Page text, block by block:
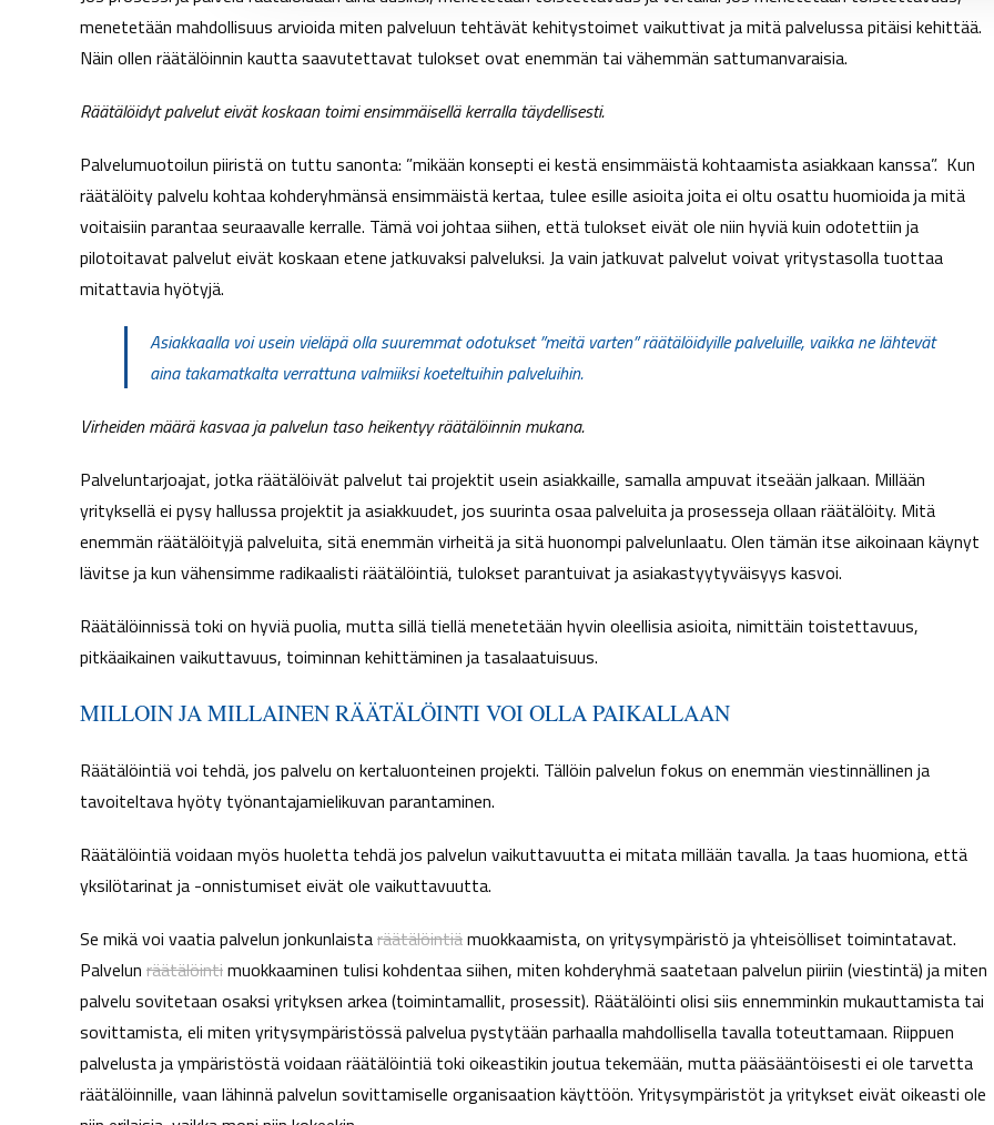
v
menetetään mahdollisuus arvioida miten palveluun tehtävät kehitystoimet vaikuttivat ja mitä palvelussa pitäisi kehittää.
Näin ollen räätälöinnin kautta saavutettavat tulokset ovat enemmän tai vähemmän sattumanvaraisia.
Räätälöidyt palvelut eivät koskaan toimi ensimmäisellä kerralla täydellisesti.
Palvelumuotoilun piiristä on tuttu sanonta: ”mikään konsepti ei kestä ensimmäistä kohtaamista asiakkaan kanssa”. Kun
räätälöity palvelu kohtaa kohderyhmänsä ensimmäistä kertaa, tulee esille asioita joita ei oltu osattu huomioida ja mitä
voitaisiin parantaa seuraavalle kerralle. Tämä voi johtaa siihen, että tulokset eivät ole niin hyviä kuin odotettiin ja
pilotoitavat palvelut eivät koskaan etene jatkuvaksi palveluksi. Ja vain jatkuvat palvelut voivat yritystasolla tuottaa
mitattavia hyötyjä.
Asiakkaalla voi usein vieläpä olla suuremmat odotukset ”meitä varten” räätälöidyille palveluille, vaikka ne lähtevät
aina takamatkalta verrattuna valmiiksi koeteltuihin palveluihin.
Virheiden määrä kasvaa ja palvelun taso heikentyy räätälöinnin mukana.
Palveluntarjoajat, jotka räätälöivät palvelut tai projektit usein asiakkaille, samalla ampuvat itseään jalkaan. Millään
yrityksellä ei pysy hallussa projektit ja asiakkuudet, jos suurinta osaa palveluita ja prosesseja ollaan räätälöity. Mitä
enemmän räätälöityjä palveluita, sitä enemmän virheitä ja sitä huonompi palvelunlaatu. Olen tämän itse aikoinaan käynyt
lävitse ja kun vähensimme radikaalisti räätälöintiä, tulokset parantuivat ja asiakastyytyväisyys kasvoi.
Räätälöinnissä toki on hyviä puolia, mutta sillä tiellä menetetään hyvin oleellisia asioita, nimittäin toistettavuus,
pitkäaikainen vaikuttavuus, toiminnan kehittäminen ja tasalaatuisuus.
MILLOIN JA MILLAINEN RÄÄTÄLÖINTI VOI OLLA PAIKALLAAN
Räätälöintiä voi tehdä, jos palvelu on kertaluonteinen projekti. Tällöin palvelun fokus on enemmän viestinnällinen ja
tavoiteltava hyöty työnantajamielikuvan parantaminen.
Räätälöintiä voidaan myös huoletta tehdä jos palvelun vaikuttavuutta ei mitata millään tavalla. Ja taas huomiona, että
yksilötarinat ja -onnistumiset eivät ole vaikuttavuutta.
Se mikä voi vaatia palvelun jonkunlaistaräätälöintiämuokkaamista, on yritysympäristö ja yhteisölliset toimintatavat.
Palvelun räätälöintimuokkaaminen tulisi kohdentaa siihen, miten kohderyhmä saatetaan palvelun piiriin (viestintä) ja miten
palvelu sovitetaan osaksi yrityksen arkea (toimintamallit, prosessit). Räätälöinti olisi siis ennemminkin mukauttamista tai
sovittamista, eli miten yritysympäristössä palvelua pystytään parhaalla mahdollisella tavalla toteuttamaan. Riippuen
palvelusta ja ympäristöstä voidaan räätälöintiä toki oikeastikin joutua tekemään, mutta pääsääntöisesti ei ole tarvetta
räätälöinnille, vaan lähinnä palvelun sovittamiselle organisaation käyttöön. Yritysympäristöt ja yritykset eivät oikeasti ole